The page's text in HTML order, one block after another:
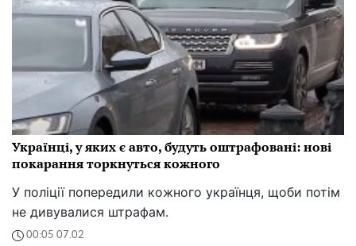
Українці, у яких є авто, будуть оштрафовані: нові
покарання торкнуться кожного
У поліції попередили кожного українця, щоби потім
не дивувалися штрафам.
00:05 07.02